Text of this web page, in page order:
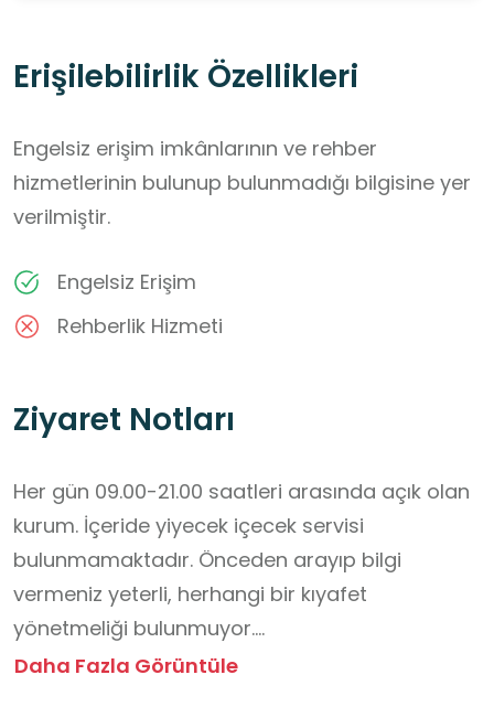
Erişilebilirlik Özellikleri
Engelsiz erişim imkânlarının ve rehber
hizmetlerinin bulunup bulunmadığı bilgisine yer
verilmiştir.
Engelsiz Erişim
Rehberlik Hizmeti
Ziyaret Notları
Her gün 09.00-21.00 saatleri arasında açık olan
kurum. İçeride yiyecek içecek servisi
bulunmamaktadır. Önceden arayıp bilgi
vermeniz yeterli, herhangi bir kıyafet
yönetmeliği bulunmuyor.
İnstagram:
Daha Fazla Görüntüle